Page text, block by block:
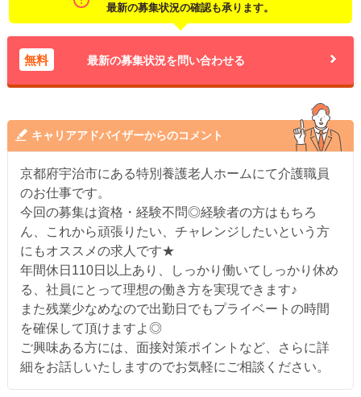
最新の募集状況の確認も承ります。
無料 最新の募集状況を問い合わせる
キャリアアドバイザーからのコメント
京都府宇治市にある特別養護老人ホームにて介護職員
のお仕事です。
今回の募集は資格・経験不問◎経験者の方はもちろ
ん、これから頑張りたい、チャレンジしたいという方
にもオススメの求人です★
年間休日110日以上あり、しっかり働いてしっかり休め
る、社員にとって理想の働き方を実現できます♪
また残業少なめなので出勤日でもプライベートの時間
を確保して頂けますよ◎
ご興味ある方には、面接対策ポイントなど、さらに詳
細をお話しいたしますのでお気軽にご相談ください。